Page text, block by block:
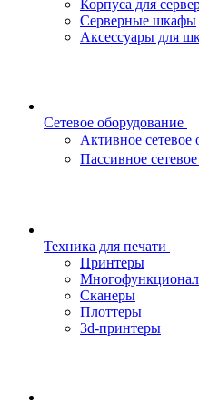
Корпуса для
Серверные шкафы
Аксессуары для
Сетевое оборудование
Активное сетевое
Пассивное
Техника для печати
Принтеры
Сканеры
Плоттеры
3d-принтеры